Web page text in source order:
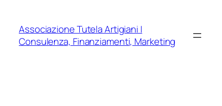
contenuto
Associazione Tutela Artigiani |
Consulenza, Finanziamenti, Marketing